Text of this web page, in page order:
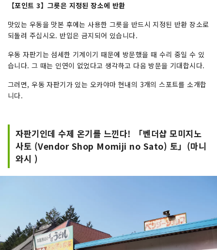
【포인트 3】그릇은 지정된 장소에 반환
맛있는 우동을 맛본 후에는 사용한 그릇을 반드시 지정된 반환 장소로
되돌려 주십시오. 반입은 금지되어 있습니다.
우동 자판기는 섬세한 기계이기 때문에 방문했을 때 수리 중일 수 있
습니다. 그 때는 인연이 없었다고 생각하고 다음 방문을 기대합시다.
그러면, 우동 자판기가 있는 오카야마 현내의 3개의 스포트를 소개합
니다.
자판기인데 수제 온기를 느낀다! 「벤더샵 모미지노
사토 (Vendor Shop Momiji no Sato) 토」(마니
와시 )